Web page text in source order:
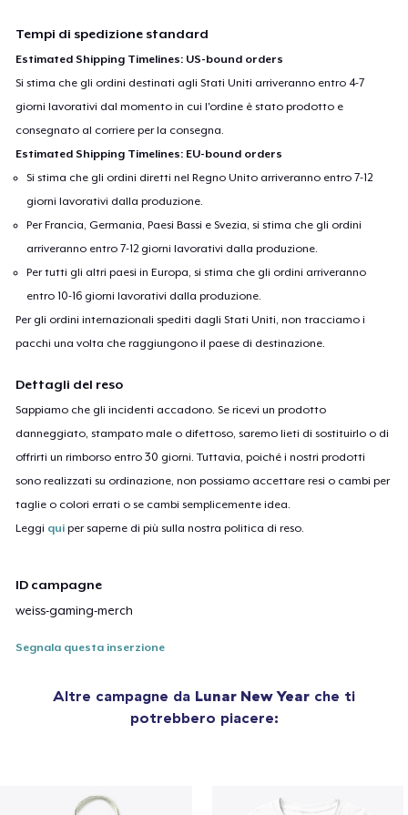
Tempi di spedizione standard
Estimated Shipping Timelines: US-bound orders
Si stima che gli ordini destinati agli Stati Uniti arriveranno entro 4-7
giorni lavorativi dal momento in cui l'ordine è stato prodotto e
consegnato al corriere per la consegna.
Estimated Shipping Timelines: EU-bound orders
Si stima che gli ordini diretti nel Regno Unito arriveranno entro 7-12
giorni lavorativi dalla produzione.
Per Francia, Germania, Paesi Bassi e Svezia, si stima che gli ordini
arriveranno entro 7-12 giorni lavorativi dalla produzione.
Per tutti gli altri paesi in Europa, si stima che gli ordini arriveranno
entro 10-16 giorni lavorativi dalla produzione.
Per gli ordini internazionali spediti dagli Stati Uniti, non tracciamo i
pacchi una volta che raggiungono il paese di destinazione.
Dettagli del reso
Sappiamo che gli incidenti accadono. Se ricevi un prodotto
danneggiato, stampato male o difettoso, saremo lieti di sostituirlo o di
offrirti un rimborso entro 30 giorni. Tuttavia, poiché i nostri prodotti
sono realizzati su ordinazione, non possiamo accettare resi o cambi per
taglie o colori errati o se cambi semplicemente idea.
Leggi qui per saperne di più sulla nostra politica di reso.
ID campagne
weiss-gaming-merch
Segnala questa inserzione
Altre campagne da Lunar New Year che ti
potrebbero piacere: